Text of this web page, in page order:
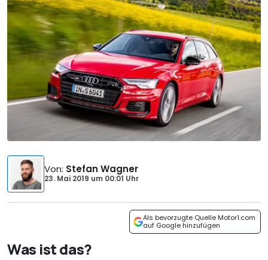
Von: Stefan Wagner
23. Mai 2019 um 00:01 Uhr
Als bevorzugte Quelle Motor1.com
auf Google hinzufügen
Was ist das?